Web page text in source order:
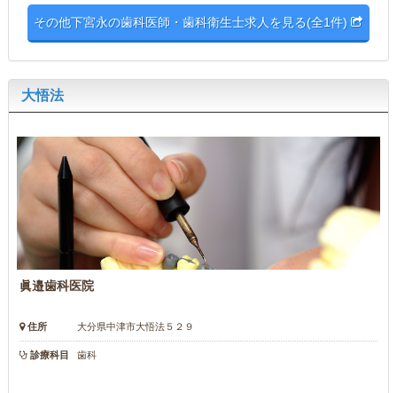
その他下宮永の歯科医師・歯科衛生士求人を見る(全1件)
大悟法
眞邉歯科医院
住所 大分県中津市大悟法５２９
診療科目 歯科